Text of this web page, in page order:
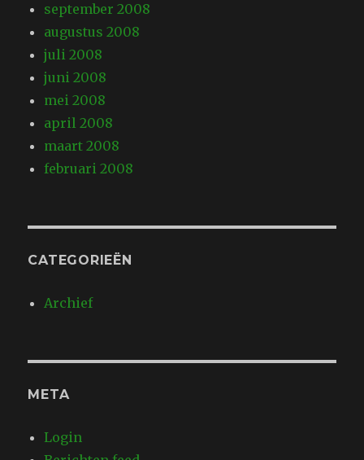
september 2008
augustus 2008
juli 2008
juni 2008
mei 2008
april 2008
maart 2008
februari 2008
CATEGORIEËN
Archief
META
Login